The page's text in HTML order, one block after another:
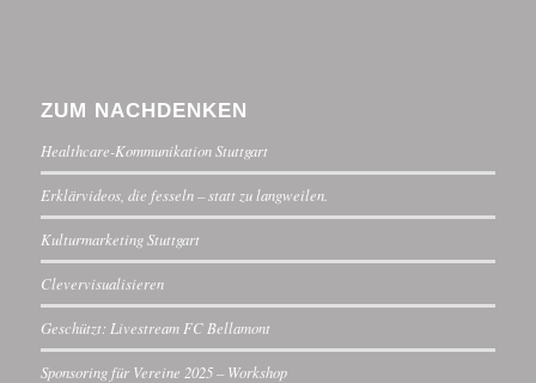
ZUM NACHDENKEN
Healthcare-Kommunikation Stuttgart
Erklärvideos, die fesseln – statt zu langweilen.
Kulturmarketing Stuttgart
Clevervisualisieren
Geschützt: Livestream FC Bellamont
Sponsoring für Vereine 2025 – Workshop